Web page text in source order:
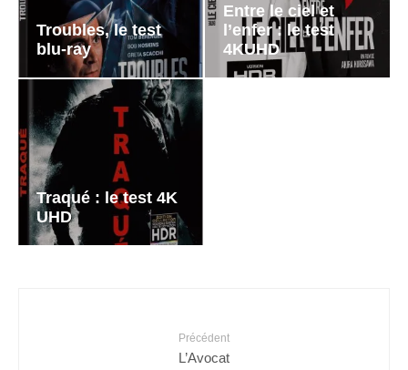
Troubles, le test
blu-ray
Entre le ciel et
l’enfer : le test
4KUHD
Traqué : le test 4K
UHD
Précédent
L’Avocat